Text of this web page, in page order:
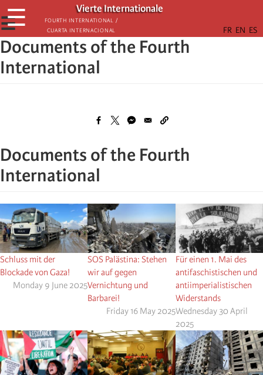
Skip
to
main
content
Vierte Internationale
Fourth International /
Cuarta Internacional
☰
☰
Documents of the Fourth
International
Documents of the Fourth
International
Schluss mit der
Blockade von Gaza!
Monday 9 June 2025
SOS Palästina: Stehen
wir auf gegen
Vernichtung und
Barbarei!
Friday 16 May 2025
Für einen 1. Mai des
antifaschistischen und
antiimperialistischen
Widerstands
Wednesday 30 April
2025